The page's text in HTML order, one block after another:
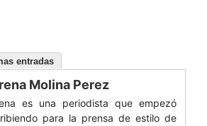
entradas
Molina Perez
es una periodista que empezó
para la prensa de estilo de